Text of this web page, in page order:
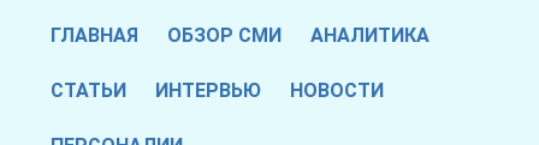
ГЛАВНАЯ ОБЗОР СМИ АНАЛИТИКА
СТАТЬИ ИНТЕРВЬЮ НОВОСТИ